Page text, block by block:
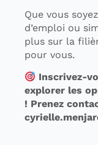
Que vous
d’emploi ou
plus sur la
pour vous.
Inscrivez-
explorer les
! Prenez